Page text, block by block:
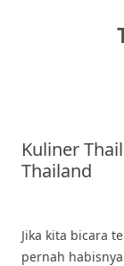
Kuliner
Thailand
Jika kita bicara
pernah